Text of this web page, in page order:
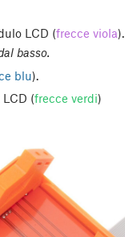
LCD (frecce viola).
basso.
blu).
(frecce verdi)